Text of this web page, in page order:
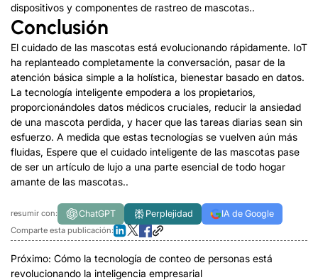
dispositivos y componentes de rastreo de mascotas..
Conclusión
El cuidado de las mascotas está evolucionando rápidamente. IoT
ha replanteado completamente la conversación, pasar de la
atención básica simple a la holística, bienestar basado en datos.
La tecnología inteligente empodera a los propietarios,
proporcionándoles datos médicos cruciales, reducir la ansiedad
de una mascota perdida, y hacer que las tareas diarias sean sin
esfuerzo. A medida que estas tecnologías se vuelven aún más
fluidas, Espere que el cuidado inteligente de las mascotas pase
de ser un artículo de lujo a una parte esencial de todo hogar
amante de las mascotas..
resumir con: ChatGPT Perplejidad IA de Google
Comparte esta publicación:
Próximo: Cómo la tecnología de conteo de personas está
revolucionando la inteligencia empresarial